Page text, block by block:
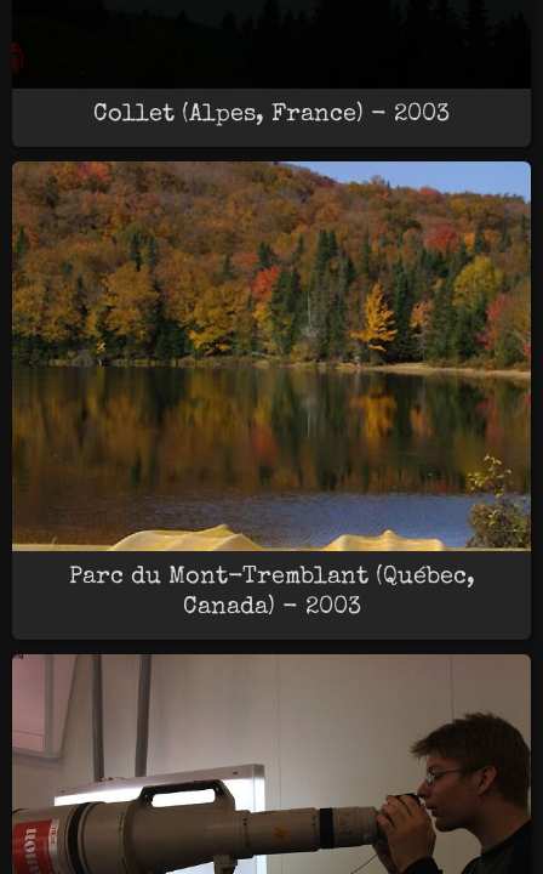
Collet (Alpes, France) - 2003
Parc du Mont-Tremblant (Québec,
Canada) - 2003